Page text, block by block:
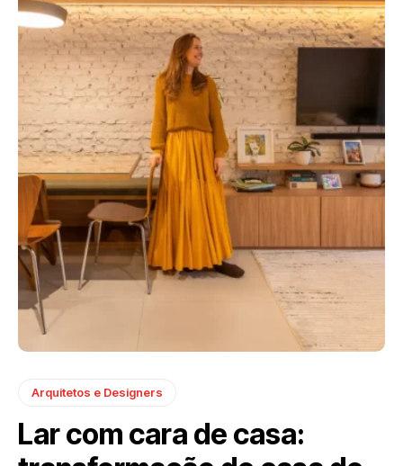
Arquitetos e Designers
Lar com cara de casa: